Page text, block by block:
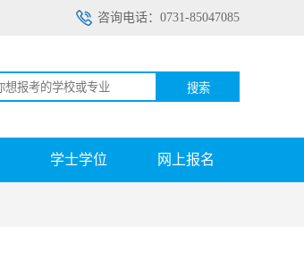
咨询电话：0731-85047085
搜索
学士学位 网上报名